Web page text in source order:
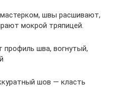
швы расшивают,
мокрой тряпицей.
шва, вогнутый,
шов — класть